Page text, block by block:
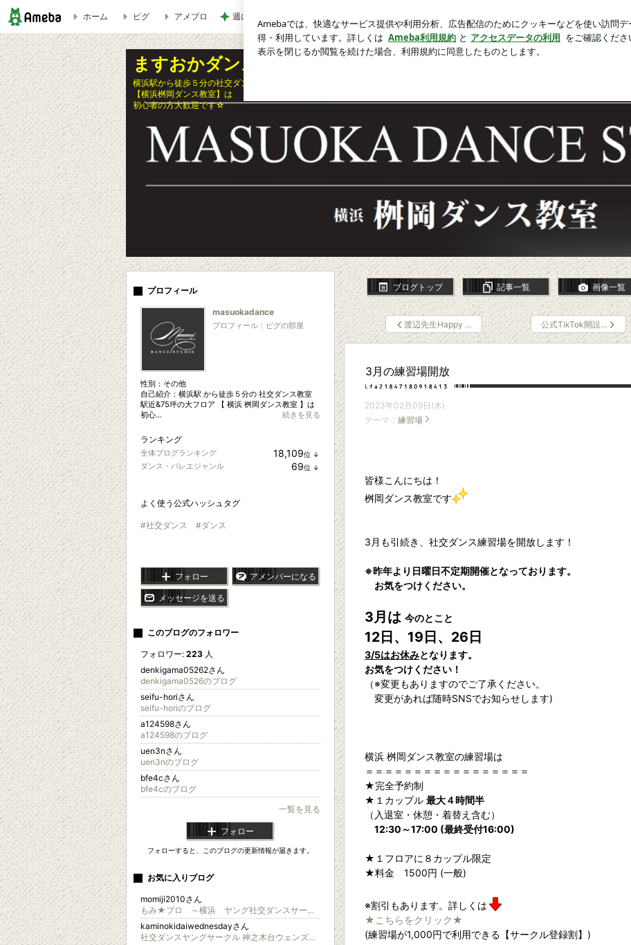
3月の練習場開放 | ますおかダンス教室ブログ〜ますろぐ〜
ホーム ピグ アメブロ 週に1回しか検診日がない婦人科 ログイン
ますおかダンス教室ブログ〜ますろぐ〜
横浜駅から徒歩５分の社交ダンス教室
【横浜桝岡ダンス教室】は
初心者の方大歓迎です☆
ブログトップ 記事一覧 画像一覧
渡辺先生Happy … 公式TikTok開設…
3月の練習場開放
2023年02月09日(木)
テーマ： 練習場
皆様こんにちは！
桝岡ダンス教室です
3月も引続き、社交ダンス練習場を開放します！
※昨年より日曜日不定期開催となっております。
お気をつけください。
3月は 今のとこと
12日、19日、26日
3/5はお休みとなります。
お気をつけください！
（※変更もありますのでご了承ください。
変更があれば随時SNSでお知らせします)
横浜 桝岡ダンス教室の練習場は
＝＝＝＝＝＝＝＝＝＝＝＝＝＝＝＝＝
★完全予約制
★１カップル 最大４時間半
（入退室・休憩・着替え含む）
12:30～17:00 (最終受付16:00)
★１フロアに８カップル限定
★料金 1500円 (一般)
※割引もあります。詳しくは
★こちらをクリック★
(練習場が1,000円で利用できる【サークル登録割】)
プロフィール
masuokadance
プロフィール ｜ ピグの部屋
性別： その他
自己紹介：横浜駅 から徒歩５分の 社交ダンス教室
駅近&75坪の大フロア 【 横浜 桝岡ダンス教室 】は
初心...
続きを見る
ランキング
全体ブログランキング 18,109位 ↓
ダンス・バレエジャンル 69位 ↓
よく使う公式ハッシュタグ
#社交ダンス #ダンス
フォロー アメンバーになる
メッセージを送る
このブログのフォロワー
フォロワー: 223 人
denkigama05262さん
denkigama0526のブログ
seifu-horiさん
seifu-horiのブログ
a124598さん
a124598のブログ
uen3nさん
uen3nのブログ
bfe4cさん
bfe4cのブログ
一覧を見る
フォロー
フォローすると、このブログの更新情報が届きます。
お気に入りブログ
momiji2010さん
もみ★ブロ ～横浜 ヤング社交ダンスサークルもみじのブログ～
kaminokidaiwednesdayさん
社交ダンスヤングサークル 神之木台ウェンズデー